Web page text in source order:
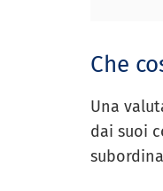
Che
Una
dai suoi